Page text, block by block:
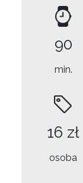
90
min.
16 zł
osoba